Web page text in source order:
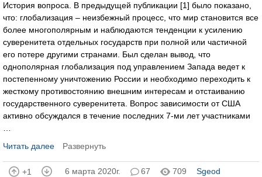
История вопроса. В предыдущей публикации [1] было показано,
что: глобализация – неизбежный процесс, что мир становится все
более многополярным и наблюдаются тенденции к усилению
суверенитета отдельных государств при полной или частичной
его потере другими странами. Был сделан вывод, что
однополярная глобализация под управлением Запада ведет к
постепенному уничтожению России и необходимо переходить к
жесткому противостоянию внешним интересам и отстаиванию
государственного суверенитета. Вопрос зависимости от США
активно обсуждался в течение последних 7-ми лет участниками
Читать далее
Развернуть
+1 6 марта 2020г. 67 709 Sgeod